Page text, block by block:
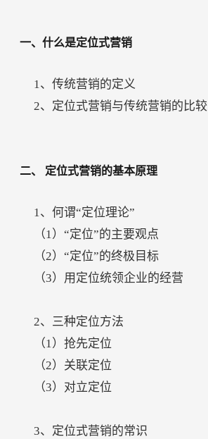
一、什么是定位式营销
1、传统营销的定义
2、定位式营销与传统营销的比较
二、 定位式营销的基本原理
1、何谓“定位理论”
（1）“定位”的主要观点
（2）“定位”的终极目标
（3）用定位统领企业的经营
2、三种定位方法
（1）抢先定位
（2）关联定位
（3）对立定位
3、定位式营销的常识